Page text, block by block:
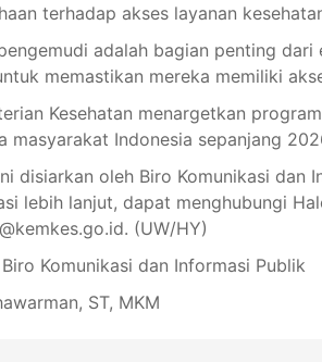
terhadap akses layanan
adalah bagian penting
memastikan mereka memiliki
Kesehatan menargetkan
masyarakat Indonesia sepanjang
disiarkan oleh Biro Komunikasi dan
lebih lanjut, dapat menghubungi
. (UW/HY)
Biro Komunikasi dan Informasi Publik
ST, MKM